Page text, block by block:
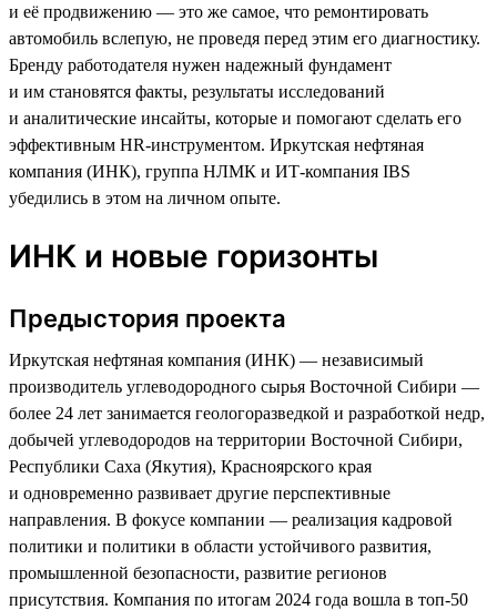
и её продвижению — это же самое, что ремонтировать
автомобиль вслепую, не проведя перед этим его диагностику.
Бренду работодателя нужен надежный фундамент
и им становятся факты, результаты исследований
и аналитические инсайты, которые и помогают сделать его
эффективным HR-инструментом. Иркутская нефтяная
компания (ИНК), группа НЛМК и ИТ-компания IBS
убедились в этом на личном опыте.
ИНК и новые горизонты
Предыстория проекта
Иркутская нефтяная компания (ИНК) — независимый
производитель углеводородного сырья Восточной Сибири —
более 24 лет занимается геологоразведкой и разработкой недр,
добычей углеводородов на территории Восточной Сибири,
Республики Саха (Якутия), Красноярского края
и одновременно развивает другие перспективные
направления. В фокусе компании — реализация кадровой
политики и политики в области устойчивого развития,
промышленной безопасности, развитие регионов
присутствия. Компания по итогам 2024 года вошла в топ-50